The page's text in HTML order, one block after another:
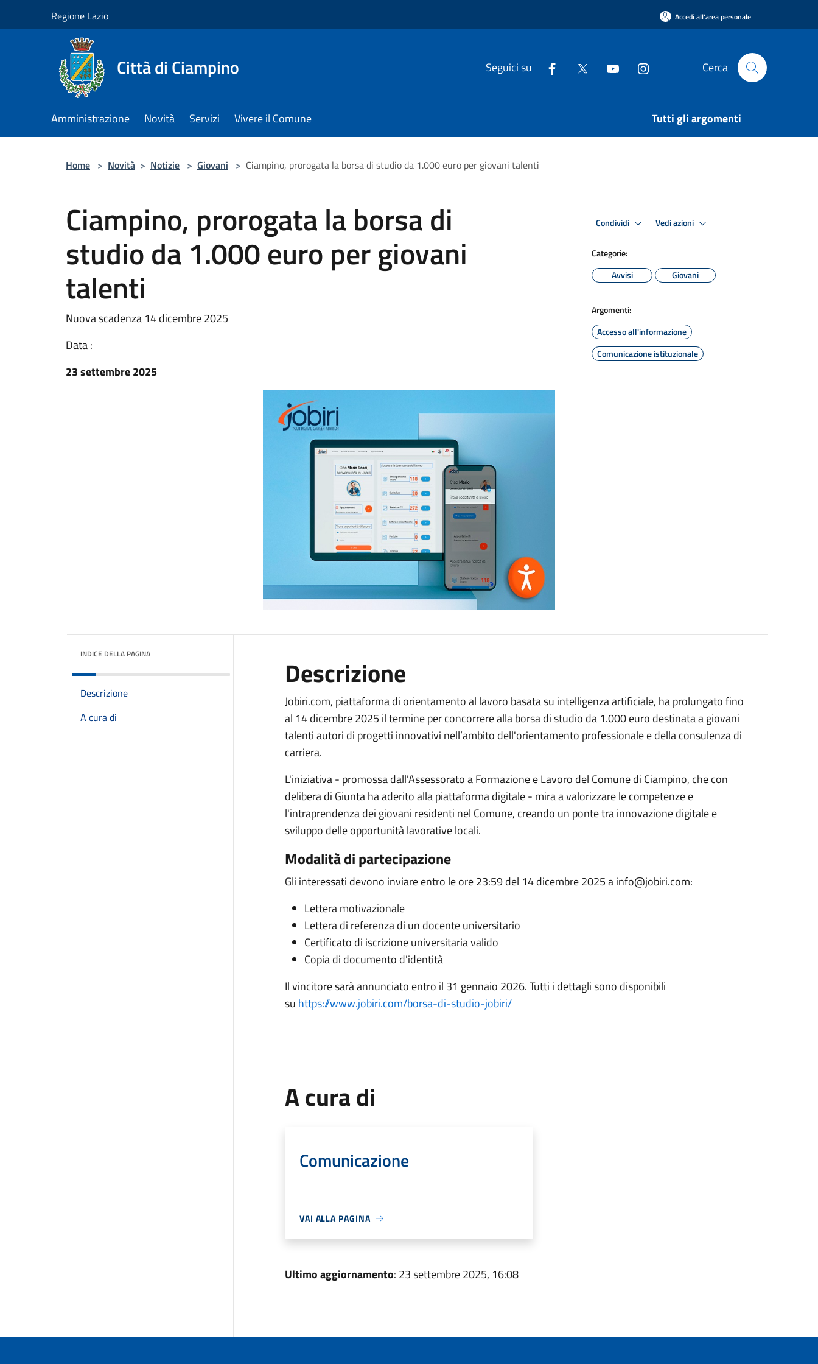
Regione Lazio Accedi all'area personale
Città di Ciampino Seguici su Cerca
Amministrazione Novità Servizi Vivere il Comune Tutti gli argomenti
Home > Novità > Notizie > Giovani > Ciampino, prorogata la borsa di studio da 1.000 euro per giovani talenti
Ciampino, prorogata la borsa di
studio da 1.000 euro per giovani
talenti
Nuova scadenza 14 dicembre 2025
Data :
23 settembre 2025
Condividi Vedi azioni
Categorie:
Avvisi
Giovani
Argomenti:
Accesso all'informazione
Comunicazione istituzionale
INDICE DELLA PAGINA
Descrizione
A cura di
Descrizione
Jobiri.com, piattaforma di orientamento al lavoro basata su intelligenza artificiale, ha prolungato fino
al 14 dicembre 2025 il termine per concorrere alla borsa di studio da 1.000 euro destinata a giovani
talenti autori di progetti innovativi nell’ambito dell'orientamento professionale e della consulenza di
carriera.
L'iniziativa - promossa dall'Assessorato a Formazione e Lavoro del Comune di Ciampino, che con
delibera di Giunta ha aderito alla piattaforma digitale - mira a valorizzare le competenze e
l'intraprendenza dei giovani residenti nel Comune, creando un ponte tra innovazione digitale e
sviluppo delle opportunità lavorative locali.
Modalità di partecipazione
Gli interessati devono inviare entro le ore 23:59 del 14 dicembre 2025 a info@jobiri.com:
Lettera motivazionale
Lettera di referenza di un docente universitario
Certificato di iscrizione universitaria valido
Copia di documento d'identità
Il vincitore sarà annunciato entro il 31 gennaio 2026. Tutti i dettagli sono disponibili
su https://www.jobiri.com/borsa-di-studio-jobiri/
A cura di
Comunicazione
VAI ALLA PAGINA
Ultimo aggiornamento: 23 settembre 2025, 16:08